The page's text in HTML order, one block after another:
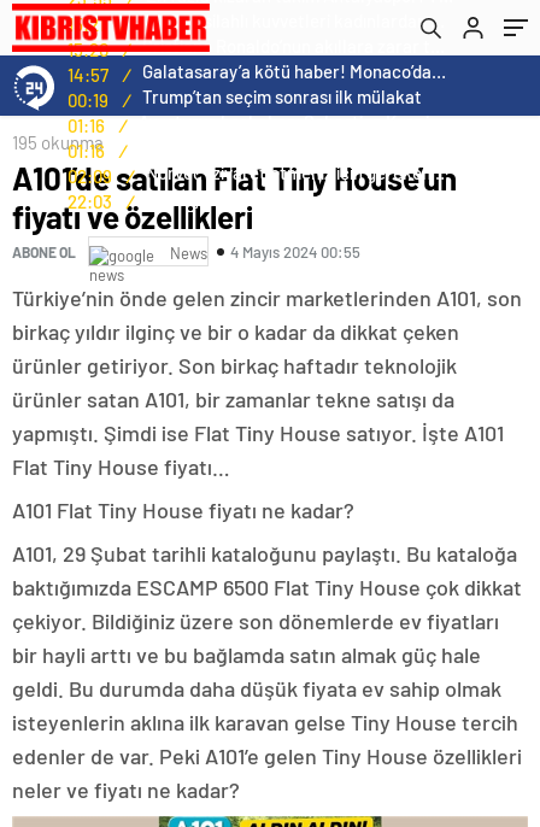
15:21
/
Norweç silahlı kuvvetleri kadınlardan oluşan özel kuvvetler eğitimlerini başlattı.
15:20
/
Cristiano Ronaldo’nun akıllara zarar tüm kariyerinin istatistiğini çıkardık !
14:57
/
Galatasaray’a kötü haber! Monaco’dan flaş Onyekuru kararı.
00:19
/
Trump’tan seçim sonrası ilk mülakat
01:16
/
Avusturya başbakanı Sebastian Kurz ile ilgili bilinmeyenler
01:16
/
02:09
/
Norveç’i ziyaret etmeniz için gereken 25 sebep
22:03
/ Kış Alışverişlerinde Tasarruf Etmenin Yolları
195 okunma
A101’de satılan Flat Tiny House’un
fiyatı ve özellikleri
ABONE OL News 4 Mayıs 2024 00:55
Türkiye’nin önde gelen zincir marketlerinden A101, son
birkaç yıldır ilginç ve bir o kadar da dikkat çeken
ürünler getiriyor. Son birkaç haftadır teknolojik
ürünler satan A101, bir zamanlar tekne satışı da
yapmıştı. Şimdi ise Flat Tiny House satıyor. İşte A101
Flat Tiny House fiyatı…
A101 Flat Tiny House fiyatı ne kadar?
A101, 29 Şubat tarihli kataloğunu paylaştı. Bu kataloğa
baktığımızda ESCAMP 6500 Flat Tiny House çok dikkat
çekiyor. Bildiğiniz üzere son dönemlerde ev fiyatları
bir hayli arttı ve bu bağlamda satın almak güç hale
geldi. Bu durumda daha düşük fiyata ev sahip olmak
isteyenlerin aklına ilk karavan gelse Tiny House tercih
edenler de var. Peki A101’e gelen Tiny House özellikleri
neler ve fiyatı ne kadar?